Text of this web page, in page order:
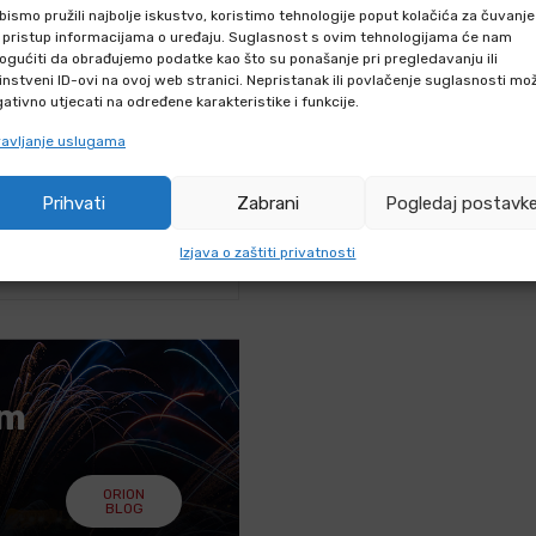
pružili najbolje iskustvo, koristimo tehnologije poput kolačića za čuvanje
informacijama o uređaju. Suglasnost s ovim tehnologijama će nam
da obrađujemo podatke kao što su ponašanje pri pregledavanju ili
ID-ovi na ovoj web stranici. Nepristanak ili povlačenje suglasnosti
utjecati na određene karakteristike i funkcije.
uslugama
Prihvati Zabrani Pogledaj
Izjava o zaštiti privatnosti
putem webshopa?
F2 i F3 kategorije?
F2 i F3
kategorije F2 i F3?
ORION
BLOG